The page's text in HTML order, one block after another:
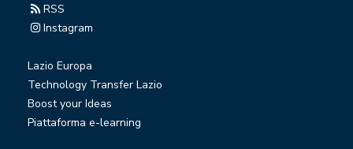
RSS
Instagram
Lazio Europa
Technology Transfer Lazio
Boost your Ideas
Piattaforma e-learning